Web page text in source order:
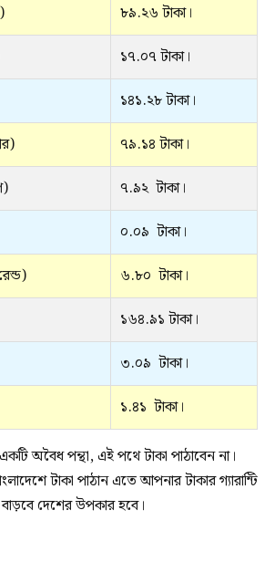
৮৯.২৬ টাকা।
১৭.০৭ টাকা।
১৪১.২৮ টাকা।
৭৯.১৪ টাকা।
৭.৯২ টাকা।
০.০৯ টাকা।
৬.৮০ টাকা।
১৬৪.৯১ টাকা।
৩.০৯ টাকা।
১.৪১ টাকা।
অবৈধ পন্থা, এই পথে টাকা পাঠাবেন না।
টাকা পাঠান এতে আপনার টাকার গ্যারান্টি
দেশের উপকার হবে।